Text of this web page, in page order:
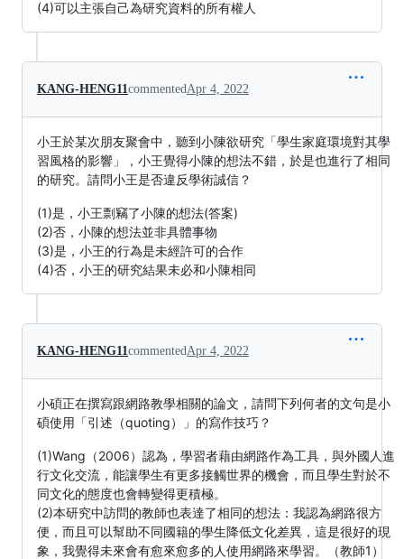
(4)可以主張自己為研究資料的所有權人
KANG-HENG11 commented Apr 4, 2022
小王於某次朋友聚會中，聽到小陳欲研究「學生家庭環境對其學
習風格的影響」，小王覺得小陳的想法不錯，於是也進行了相同
的研究。請問小王是否違反學術誠信？
(1)是，小王剽竊了小陳的想法(答案)
(2)否，小陳的想法並非具體事物
(3)是，小王的行為是未經許可的合作
(4)否，小王的研究結果未必和小陳相同
KANG-HENG11 commented Apr 4, 2022
小碩正在撰寫跟網路教學相關的論文，請問下列何者的文句是小
碩使用「引述（quoting）」的寫作技巧？
(1)Wang（2006）認為，學習者藉由網路作為工具，與外國人進
行文化交流，能讓學生有更多接觸世界的機會，而且學生對於不
同文化的態度也會轉變得更積極。
(2)本研究中訪問的教師也表達了相同的想法：我認為網路很方
便，而且可以幫助不同國籍的學生降低文化差異，這是很好的現
象，我覺得未來會有愈來愈多的人使用網路來學習。（教師1）